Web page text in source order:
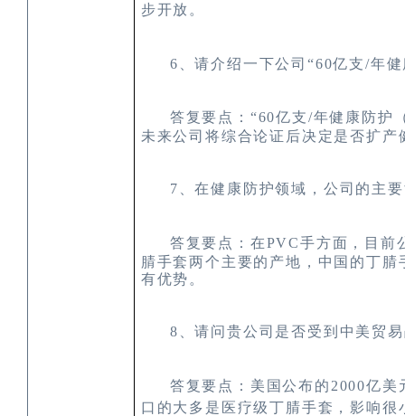
步开放。
6 、请介绍一下公司“60亿支/年
答复要点：“60亿支/年健康防护
未来公司将综合论证后决定是否扩产
7 、在健康防护领域，公司的主
答复要点：在PVC手方面，目前
腈手套两个主要的产地，中国的丁
有优势。
8 、请问贵公司是否受到中美贸
答复要点： 美国公布的2000亿美
口的大多是医疗级丁腈手套，影响很